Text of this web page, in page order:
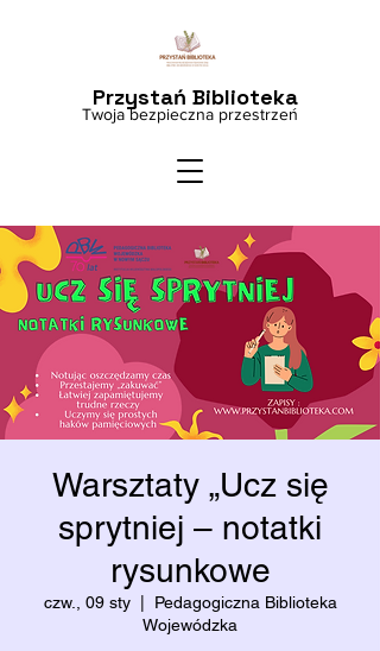
Twoja bezpieczna przestrzeń
Przystań Biblioteka
Warsztaty „Ucz się
sprytniej – notatki
rysunkowe
czw., 09 sty
  |
Pedagogiczna Biblioteka
Wojewódzka